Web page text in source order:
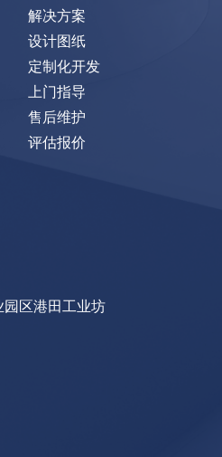
解决方案
设计图纸
定制化开发
上门指导
售后维护
评估报价
区港田工业坊